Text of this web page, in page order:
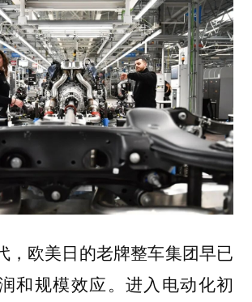
，欧美日的老牌整车集团早已
和规模效应。进入电动化初